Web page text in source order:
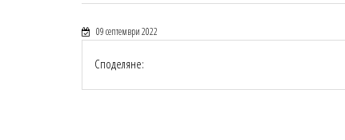
09 септември 2022
Споделяне: